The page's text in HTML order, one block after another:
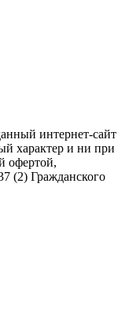
интернет-сайт
характер и ни при
офертой,
(2) Гражданского